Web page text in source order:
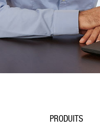
PRODUITS